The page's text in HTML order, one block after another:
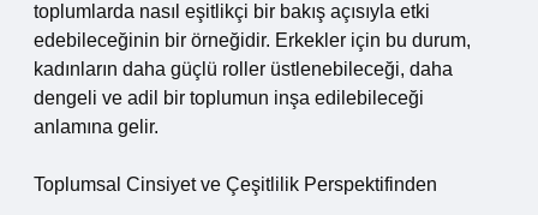
toplumlarda nasıl eşitlikçi bir bakış açısıyla etki
edebileceğinin bir örneğidir. Erkekler için bu durum,
kadınların daha güçlü roller üstlenebileceği, daha
dengeli ve adil bir toplumun inşa edilebileceği
anlamına gelir.
Toplumsal Cinsiyet ve Çeşitlilik Perspektifinden